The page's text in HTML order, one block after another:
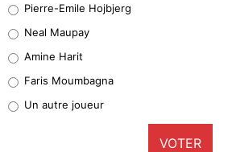
5%
1%
9%
Pierre-Emile Hojbjerg
Neal Maupay
Amine Harit
Faris Moumbagna
Un autre joueur
VOTER